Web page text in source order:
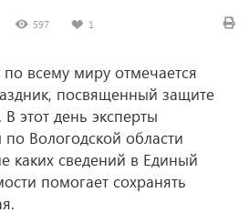
597 1
всему миру отмечается
посвященный защите
этот день эксперты
Вологодской области
каких сведений в Единый
помогает сохранять